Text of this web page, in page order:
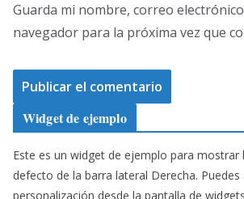
Guarda mi nombre, correo
navegador para la próxima vez que
Widget de ejemplo
Este es un widget de ejemplo para mostrar
defecto de la barra lateral Derecha.
personalización desde la pantalla de